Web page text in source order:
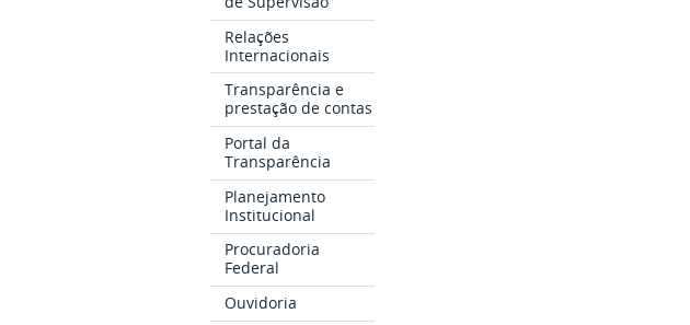
Relações
Internacionais
Transparência e
prestação de contas
Portal da
Transparência
Planejamento
Institucional
Procuradoria
Federal
Ouvidoria